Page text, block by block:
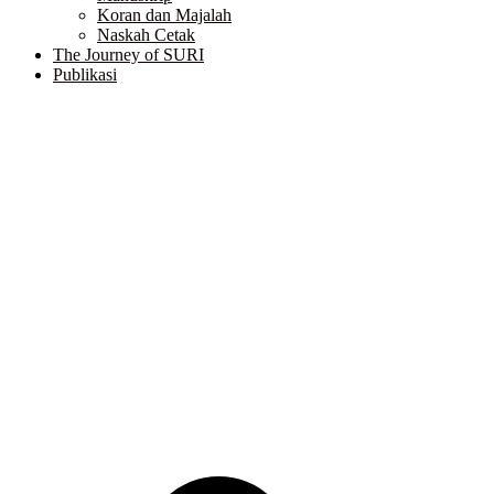
Koran dan Majalah
Naskah Cetak
The Journey of SURI
Publikasi